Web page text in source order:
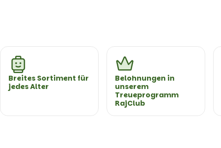
Breites Sortiment für
jedes Alter
Belohnungen in
unserem
Treueprogramm
RajClub